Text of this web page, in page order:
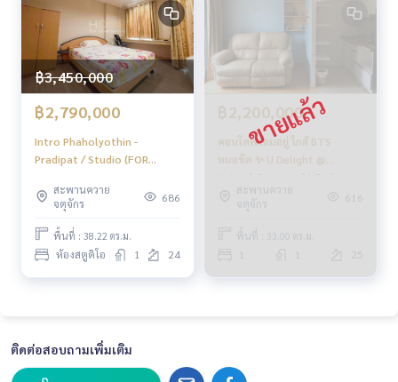
#HOMEREALESTATESERVICES
#รับฝากขาย #รับฝากขายบ้าน
#รับฝากขายคอนโด #รับฝากขายที่ดิน
#นายหน้าอสังหา #นายหน้ามืออาชีพ
฿3,450,000
฿2,790,000
Intro Phaholyothin -
Pradipat / Studio (FOR
ประดิพัทธ์ / ห้องสตูดิโอ (ขาย)
PLOYW495
สะพานควาย
จตุจักร
686
พื้นที่ : 38.22 ตร.ม.
ห้องสตูดิโอ 1 24
฿2,200,000
คอนโดพร้อมอยู่ ใกล้ BTS
หมอชิต ✨ U Delight @
Jatujak Station / 1 Bedroom
(FOR SALE), ยู ดีไลท์ แอท
(ขาย) PLOYW605
สะพานควาย
จตุจักร
616
พื้นที่ : 33.00 ตร.ม.
25
ติดต่อสอบถามเพิ่มเติม